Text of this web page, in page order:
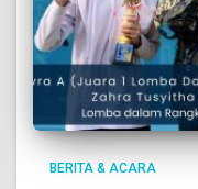
BERITA & ACARA